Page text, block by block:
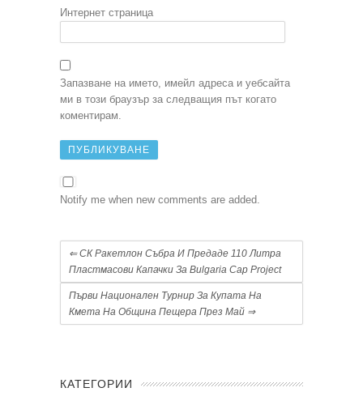
Интернет страница
Запазване на името, имейл адреса и уебсайта
ми в този браузър за следващия път когато
коментирам.
Notify me when new comments are added.
⇐СК Ракетлон Събра И Предаде 110 Литра
Пластмасови Капачки За Bulgaria Cap Project
Първи Национален Турнир За Купата На
Кмета На Община Пещера През Май ⇒
КАТЕГОРИИ